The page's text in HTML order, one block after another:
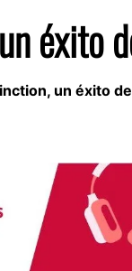
éxito
un éxito